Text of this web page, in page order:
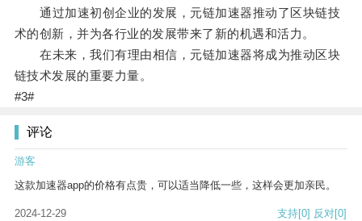
通过加速初创企业的发展，元链加速器推动了区块链技
术的创新，并为各行业的发展带来了新的机遇和活力。
在未来，我们有理由相信，元链加速器将成为推动区块
链技术发展的重要力量。
#3#
评论
游客
这款加速器app的价格有点贵，可以适当降低一些，这样会更加亲民。
2024-12-29 支持[0] 反对[0]